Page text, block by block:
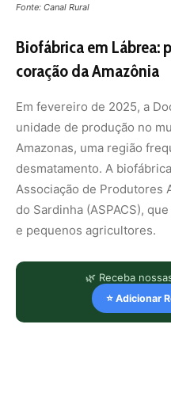
Fonte: Canal Rural
Biofábrica em Lábrea:
coração da Amazônia
Em fevereiro de 2025, a
unidade de produção no
Amazonas, uma região
desmatamento. A
Associação de Produtores
do Sardinha (ASPACS),
e pequenos agricultores.
🌿 Receba
⭐ Adicionar